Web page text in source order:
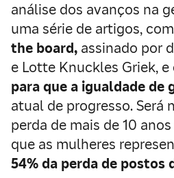
análise dos avanços na
uma série de artigos,
the board, assinado por
e Lotte Knuckles Griek,
para que a igualdade de
atual de progresso. Será
perda de mais de 10
que as mulheres
54% da perda de postos